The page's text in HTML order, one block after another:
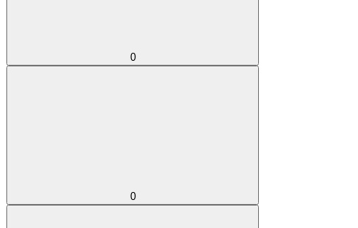
0
0